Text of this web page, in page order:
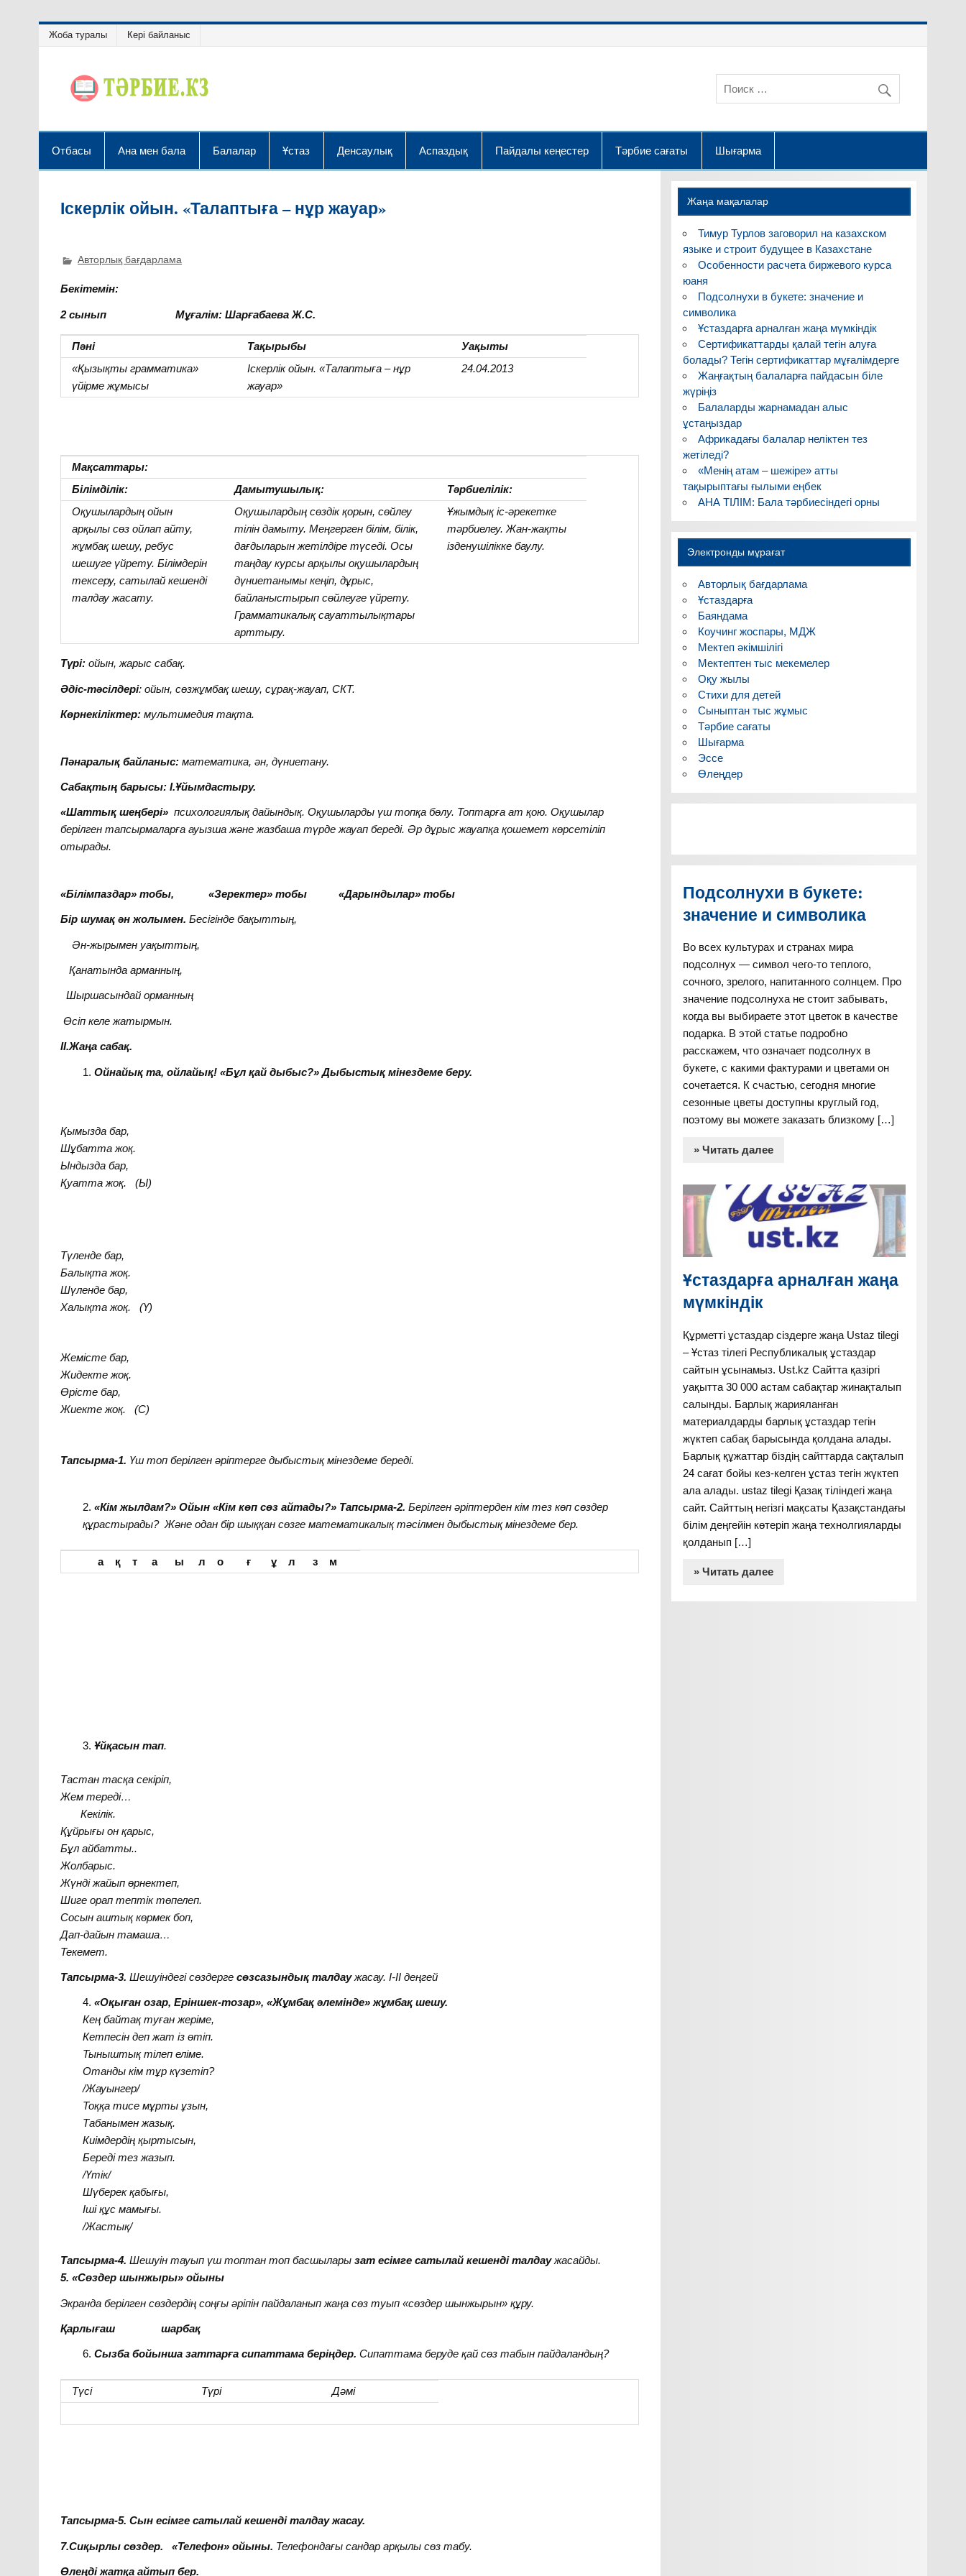
Жоба туралы Кері байланыс
Отбасы Ана мен бала Балалар Ұстаз Денсаулық Аспаздық Пайдалы кеңестер Тәрбие сағаты Шығарма
Іскерлік ойын. «Талаптыға – нұр жауар»
Авторлық бағдарлама
Бекітемін:
2 сынып Мұғалім: Шарғабаева Ж.С.
Пәні Тақырыбы
Уақыты
«Қызықты грамматика»
үйірме жұмысы
Іскерлік ойын. «Талаптыға – нұр
жауар»
24.04.2013
Мақсаттары:
Білімділік:
Дамытушылық:
Тәрбиелілік:
Оқушылардың ойын
арқылы сөз ойлап айту,
жұмбақ шешу, ребус
шешуге үйрету. Білімдерін
тексеру, сатылай кешенді
талдау жасату.
Оқушылардың сөздік қорын, сөйлеу
тілін дамыту. Меңгерген білім, білік,
дағдыларын жетілдіре түседі. Осы
таңдау курсы арқылы оқушылардың
дүниетанымы кеңіп, дұрыс,
байланыстырып сөйлеуге үйрету.
Грамматикалық сауаттылықтары
арттыру.
Ұжымдық іс-әрекетке
тәрбиелеу. Жан-жақты
ізденушілікке баулу.
Түрі:ойын, жарыс сабақ.
Әдіс-тәсілдері: ойын, сөзжұмбақ шешу, сұрақ-жауап, СКТ.
Көрнекіліктер:мультимедия тақта.
Пәнаралық байланыс: математика, ән, дүниетану.
Сабақтың барысы: І.Ұйымдастыру.
«Шаттық шеңбері» психологиялық дайындық. Оқушыларды үш топқа бөлу. Топтарға ат қою. Оқушылар
берілген тапсырмаларға ауызша және жазбаша түрде жауап береді. Әр дұрыс жауапқа қошемет көрсетіліп
отырады.
«Білімпаздар» тобы, «Зеректер» тобы «Дарындылар» тобы
Бір шумақ ән жолымен.Бесігінде бақыттың,
Ән-жырымен уақыттың,
Қанатында арманның,
Шыршасындай орманның
Өсіп келе жатырмын.
ІІ.Жаңа сабақ.
Ойнайық та, ойлайық! «Бұл қай дыбыс?» Дыбыстық мінездеме беру.
Қымызда бар,
Шұбатта жоқ.
Ындызда бар,
Қуатта жоқ.(Ы)
Түленде бар,
Балықта жоқ.
Шүленде бар,
Халықта жоқ.(Ү)
Жемісте бар,
Жидекте жоқ.
Өрісте бар,
Жиекте жоқ. (С)
Тапсырма-1. Үш топ берілген әріптерге дыбыстық мінездеме береді.
«Кім жылдам?» Ойын «Кім көп сөз айтады?» Тапсырма-2. Берілген әріптерден кім тез көп сөздер
құрастырады? Және одан бір шыққан сөзге математикалық тәсілмен дыбыстық мінездеме бер.
а қ т а ы л о ғ ұ л з м
Ұйқасын тап.
Тастан тасқа секіріп,
Жем тереді…
Кекілік.
Құйрығы он қарыс,
Бұл айбатты..
Жолбарыс.
Жүнді жайып өрнектеп,
Шиге орап тептік төпелеп.
Сосын аштық көрмек боп,
Дап-дайын тамаша…
Текемет.
Тапсырма-3.Шешуіндегі сөздергесөзсазындық талдаужасау. І-ІІ деңгей
«Оқыған озар, Еріншек-тозар», «Жұмбақ әлемінде» жұмбақ шешу.
Кең байтақ туған жеріме,
Кетпесін деп жат із өтіп.
Тыныштық тілеп еліме.
Отанды кім тұр күзетіп?
/Жауынгер/
Тоққа тисе мұрты ұзын,
Табанымен жазық.
Киімдердің қыртысын,
Береді тез жазып.
/Үтік/
Шүберек қабығы,
Іші құс мамығы.
/Жастық/
Тапсырма-4.Шешуін тауып үш топтан топ басшыларызат есімге сатылай кешенді талдаужасайды.
5. «Сөздер шынжыры» ойыны
Экранда берілген сөздердің соңғы әріпін пайдаланып жаңа сөз туып «сөздер шынжырын» құру.
Қарлығаш шарбақ
Сызба бойынша заттарға сипаттама беріңдер. Сипаттама беруде қай сөз табын пайдаландың?
Түсі Түрі Дәмі
Тапсырма-5.Сын есімге сатылай кешенді талдау жасау.
7.Сиқырлы сөздер. «Телефон» ойыны. Телефондағы сандар арқылы сөз табу.
Өлеңді жатқа айтып бер.
Жаңа мақалалар
Тимур Турлов заговорил на казахском
языке и строит будущее в Казахстане
Особенности расчета биржевого курса
юаня
Подсолнухи в букете: значение и
символика
Ұстаздарға арналған жаңа мүмкіндік
Сертификаттарды қалай тегін алуға
болады? Тегін сертификаттар мұғалімдерге
Жаңғақтың балаларға пайдасын біле
жүріңіз
Балаларды жарнамадан алыс
ұстаңыздар
Африкадағы балалар неліктен тез
жетіледі?
«Менің атам – шежіре» атты
тақырыптағы ғылыми еңбек
АНА ТІЛІМ: Бала тәрбиесіндегі орны
Электронды мұрағат
Авторлық бағдарлама
Ұстаздарға
Баяндама
Коучинг жоспары, МДЖ
Мектеп әкімшілігі
Мектептен тыс мекемелер
Оқу жылы
Стихи для детей
Сыныптан тыс жұмыс
Тәрбие сағаты
Шығарма
Эссе
Өлеңдер
Подсолнухи в букете:
значение и символика
Во всех культурах и странах мира
подсолнух — символ чего-то теплого,
сочного, зрелого, напитанного солнцем. Про
значение подсолнуха не стоит забывать,
когда вы выбираете этот цветок в качестве
подарка. В этой статье подробно
расскажем, что означает подсолнух в
букете, с какими фактурами и цветами он
сочетается. К счастью, сегодня многие
сезонные цветы доступны круглый год,
поэтому вы можете заказать близкому […]
» Читать далее
Ұстаздарға арналған жаңа
мүмкіндік
Құрметті ұстаздар сіздерге жаңа Ustaz tilegi
– Ұстаз тілегі Республикалық ұстаздар
сайтын ұсынамыз. Ust.kz Сайтта қазіргі
уақытта 30 000 астам сабақтар жинақталып
салынды. Барлық жарияланған
материалдарды барлық ұстаздар тегін
жүктеп сабақ барысында қолдана алады.
Барлық құжаттар біздің сайттарда сақталып
24 сағат бойы кез-келген ұстаз тегін жүктеп
ала алады. ustaz tilegi Қазақ тіліндегі жаңа
сайт. Сайттың негізгі мақсаты Қазақстандағы
білім деңгейін көтеріп жаңа технолгияларды
қолданып […]
» Читать далее